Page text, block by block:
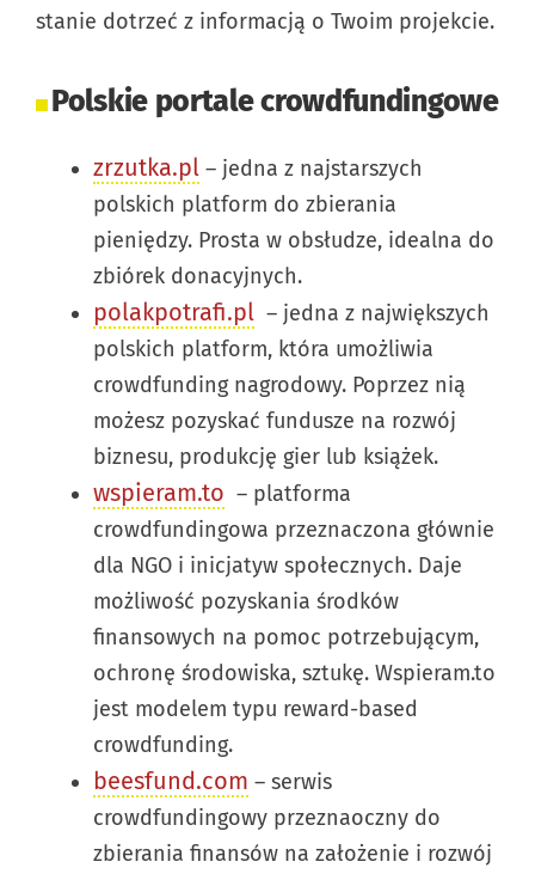
stanie dotrzeć z informacją o Twoim projekcie.
Polskie portale crowdfundingowe
zrzutka.pl – jedna z najstarszych
polskich platform do zbierania
pieniędzy. Prosta w obsłudze, idealna do
zbiórek donacyjnych.
polakpotrafi.pl – jedna z największych
polskich platform, która umożliwia
crowdfunding nagrodowy. Poprzez nią
możesz pozyskać fundusze na rozwój
biznesu, produkcję gier lub książek.
wspieram.to – platforma
crowdfundingowa przeznaczona głównie
dla NGO i inicjatyw społecznych. Daje
możliwość pozyskania środków
finansowych na pomoc potrzebującym,
ochronę środowiska, sztukę. Wspieram.to
jest modelem typu reward-based
crowdfunding.
beesfund.com – serwis
crowdfundingowy przeznaoczny do
zbierania finansów na założenie i rozwój